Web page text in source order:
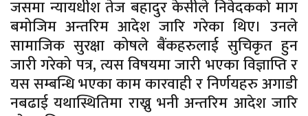
जसमा न्यायधीश तेज बहादुर केसीले निवेदकको माग
बमोजिम अन्तरिम आदेश जारि गरेका थिए। उनले
सामाजिक सुरक्षा कोषले बैंकहरुलाई सुचिकृत हुन
जारी गरेको पत्र, त्यस विषयमा जारी भएका विज्ञाप्ति र
यस सम्बन्धि भएका काम कारवाही र निर्णयहरु अगाडी
नबढाई यथास्थितिमा राख्नु भनी अन्तरिम आदेश जारि